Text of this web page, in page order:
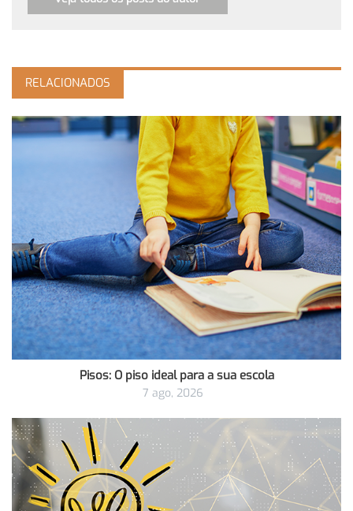
RELACIONADOS
Pisos: O piso ideal para a sua escola
7 ago, 2026